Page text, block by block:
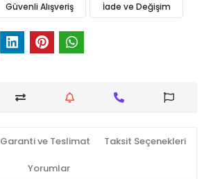
Güvenli Alışveriş İade ve Değişim
Garanti ve Teslimat Taksit Seçenekleri
Yorumlar